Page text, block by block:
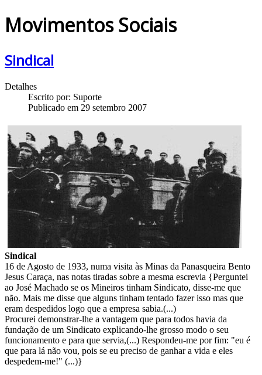
Movimentos Sociais
Sindical
Detalhes
Escrito por: Suporte
Publicado em 29 setembro 2007
Sindical
16 de Agosto de 1933, numa visita às Minas da Panasqueira Bento
Jesus Caraça, nas notas tiradas sobre a mesma escrevia {Perguntei
ao José Machado se os Mineiros tinham Sindicato, disse-me que
não. Mais me disse que alguns tinham tentado fazer isso mas que
eram despedidos logo que a empresa sabia.(...)
Procurei demonstrar-lhe a vantagem que para todos havia da
fundação de um Sindicato explicando-lhe grosso modo o seu
funcionamento e para que servia,(...) Respondeu-me por fim: "eu é
que para lá não vou, pois se eu preciso de ganhar a vida e eles
despedem-me!" (...)}